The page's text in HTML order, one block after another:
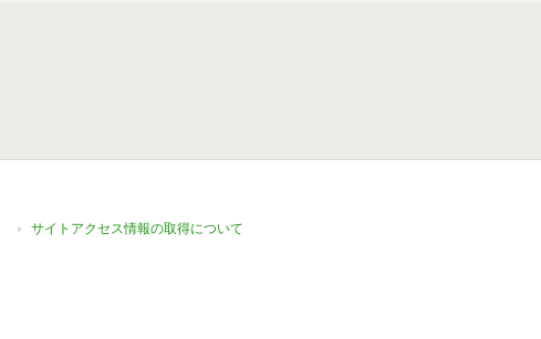
サイトアクセス情報の取得について